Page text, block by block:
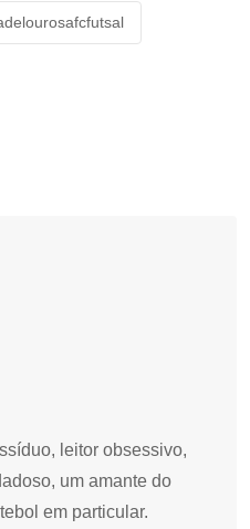
leitor obsessivo,
um amante do
em particular.